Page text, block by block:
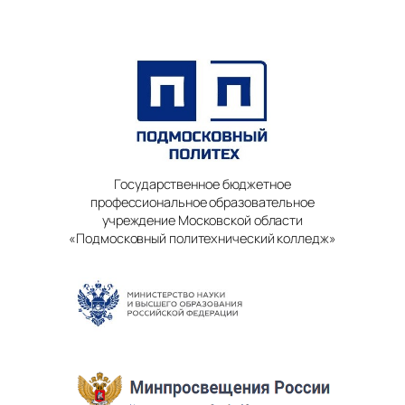
Государственное бюджетное
профессиональное образовательное
учреждение Московской области
«Подмосковный политехнический колледж»